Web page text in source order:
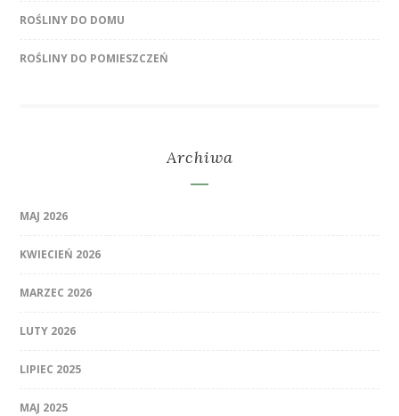
ROŚLINY DO DOMU
ROŚLINY DO POMIESZCZEŃ
Archiwa
MAJ 2026
KWIECIEŃ 2026
MARZEC 2026
LUTY 2026
LIPIEC 2025
MAJ 2025